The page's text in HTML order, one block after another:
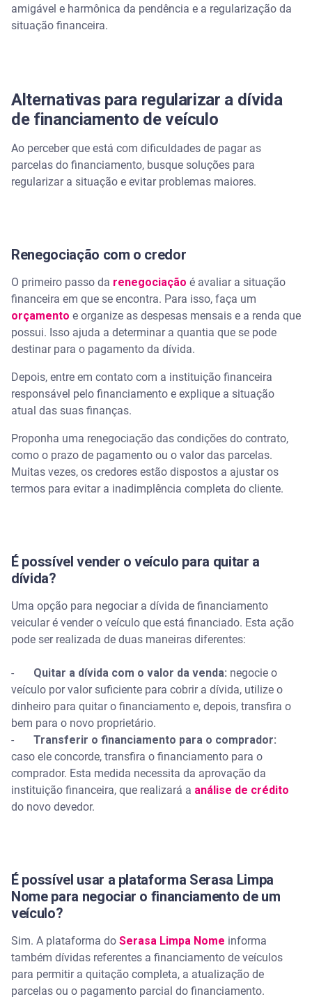
amigável e harmônica da pendência e a regularização da
situação financeira.
Alternativas para regularizar a dívida
de financiamento de veículo
Ao perceber que está com dificuldades de pagar as
parcelas do financiamento, busque soluções para
regularizar a situação e evitar problemas maiores.
Renegociação com o credor
O primeiro passo da renegociação é avaliar a situação
financeira em que se encontra. Para isso, faça um
orçamento e organize as despesas mensais e a renda que
possui. Isso ajuda a determinar a quantia que se pode
destinar para o pagamento da dívida.
Depois, entre em contato com a instituição financeira
responsável pelo financiamento e explique a situação
atual das suas finanças.
Proponha uma renegociação das condições do contrato,
como o prazo de pagamento ou o valor das parcelas.
Muitas vezes, os credores estão dispostos a ajustar os
termos para evitar a inadimplência completa do cliente.
É possível vender o veículo para quitar a
dívida?
Uma opção para negociar a dívida de financiamento
veicular é vender o veículo que está financiado. Esta ação
pode ser realizada de duas maneiras diferentes:
- Quitar a dívida com o valor da venda: negocie o
veículo por valor suficiente para cobrir a dívida, utilize o
dinheiro para quitar o financiamento e, depois, transfira o
bem para o novo proprietário.
- Transferir o financiamento para o comprador:
caso ele concorde, transfira o financiamento para o
comprador. Esta medida necessita da aprovação da
instituição financeira, que realizará a análise de crédito
do novo devedor.
É possível usar a plataforma Serasa Limpa
Nome para negociar o financiamento de um
veículo?
Sim. A plataforma do Serasa Limpa Nome informa
também dívidas referentes a financiamento de veículos
para permitir a quitação completa, a atualização de
parcelas ou o pagamento parcial do financiamento.